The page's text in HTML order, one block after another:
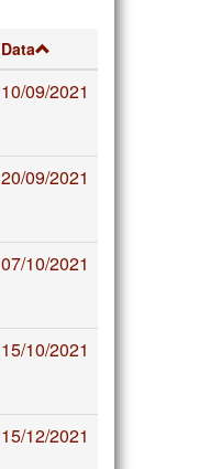
Data
10/09/2021
20/09/2021
07/10/2021
15/10/2021
15/12/2021